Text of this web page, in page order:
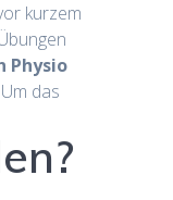
kurzem
Physio
das